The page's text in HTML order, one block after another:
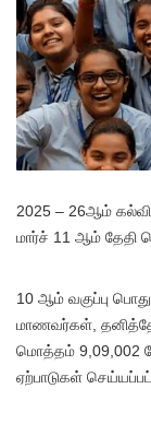
2025 – 26ஆம்
மார்ச் 11 ஆம் தேதி
10 ஆம் வகுப்பு
மாணவர்கள்,
மொத்தம் 9,09,002
ஏற்பாடுகள்